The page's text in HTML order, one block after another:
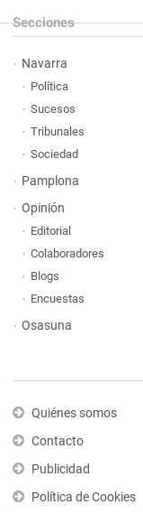
Secciones
Navarra
Política
Sucesos
Tribunales
Sociedad
Pamplona
Opinión
Editorial
Colaboradores
Blogs
Encuestas
Osasuna
Quiénes somos
Contacto
Publicidad
Política de Cookies